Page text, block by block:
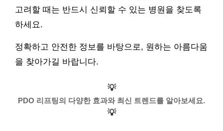
고려할 때는 반드시 신뢰할 수 있는 병원을 찾도록
하세요.
정확하고 안전한 정보를 바탕으로, 원하는 아름다움
을 찾아가길 바랍니다.
💡
PDO 리프팅의 다양한 효과와 최신 트렌드를 알아보세요.
💡